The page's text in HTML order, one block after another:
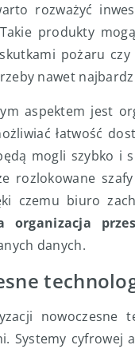
rozważyć
produkty
pożaru czy
nawet
aspektem jest
łatwość
mogli szybko i
rozlokowane
czemu biuro
organizacja
danych.
nowoczesne
Systemy cyfrowej